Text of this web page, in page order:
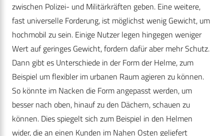
zwischen Polizei- und Militärkräften geben. Eine weitere,
fast universelle Forderung, ist möglichst wenig Gewicht, um
hochmobil zu sein. Einige Nutzer legen hingegen weniger
Wert auf geringes Gewicht, fordern dafür aber mehr Schutz.
Dann gibt es Unterschiede in der Form der Helme, zum
Beispiel um flexibler im urbanen Raum agieren zu können.
So könnte im Nacken die Form angepasst werden, um
besser nach oben, hinauf zu den Dächern, schauen zu
können. Dies spiegelt sich zum Beispiel in den Helmen
wider, die an einen Kunden im Nahen Osten geliefert